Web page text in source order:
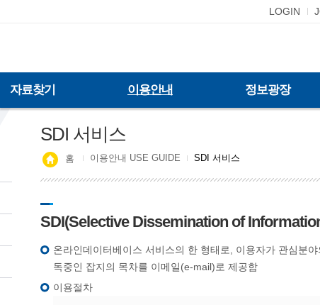
LOGIN
자료찾기 이용안내 정보광장
SDI 서비스
홈 이용안내 USE GUIDE SDI 서비스
SDI(Selective Dissemination of
온라인데이터베이스 서비스의 한 형태로, 이용자가 관심분
독중인 잡지의 목차를 이메일(e-mail)로 제공함
이용절차